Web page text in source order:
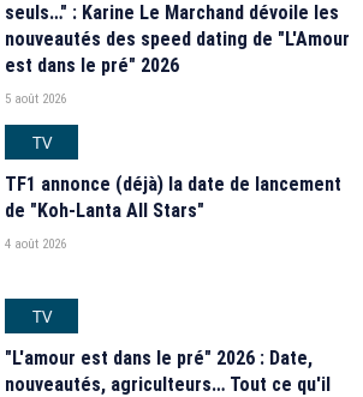
seuls…" : Karine Le Marchand dévoile les
nouveautés des speed dating de "L'Amour
est dans le pré" 2026
5 août 2026
TV
TF1 annonce (déjà) la date de lancement
de "Koh-Lanta All Stars"
4 août 2026
TV
"L'amour est dans le pré" 2026 : Date,
nouveautés, agriculteurs… Tout ce qu'il